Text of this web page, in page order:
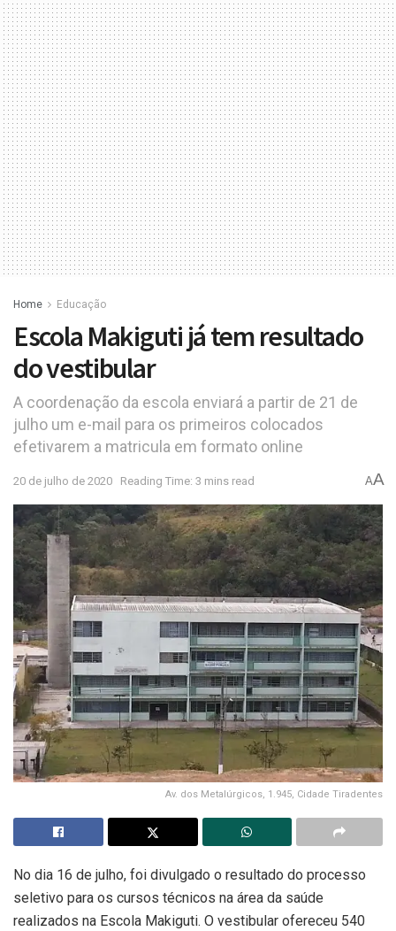
Home Educação
Escola Makiguti já tem resultado
do vestibular
A coordenação da escola enviará a partir de 21 de
julho um e-mail para os primeiros colocados
efetivarem a matricula em formato online
20 de julho de 2020 Reading Time: 3 mins read AA
Av. dos Metalúrgicos, 1.945, Cidade Tiradentes
No dia 16 de julho, foi divulgado o resultado do processo
seletivo para os cursos técnicos na área da saúde
realizados na Escola Makiguti. O vestibular ofereceu 540